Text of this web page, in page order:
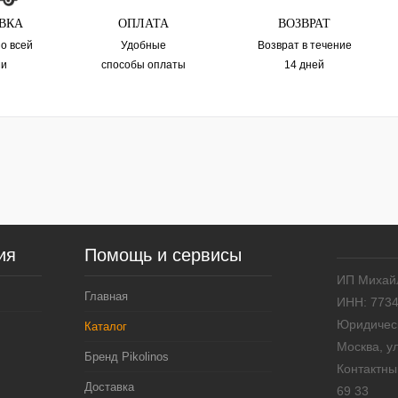
ОПЛАТА ВОЗВРАТ
всей
Удобные
способы оплаты
Возврат в течениe
14 дней
Помощь и сервисы
Главная
Каталог
Бренд Pikolinos
Доставка
ИП
ИНН:
Москва,
69 33